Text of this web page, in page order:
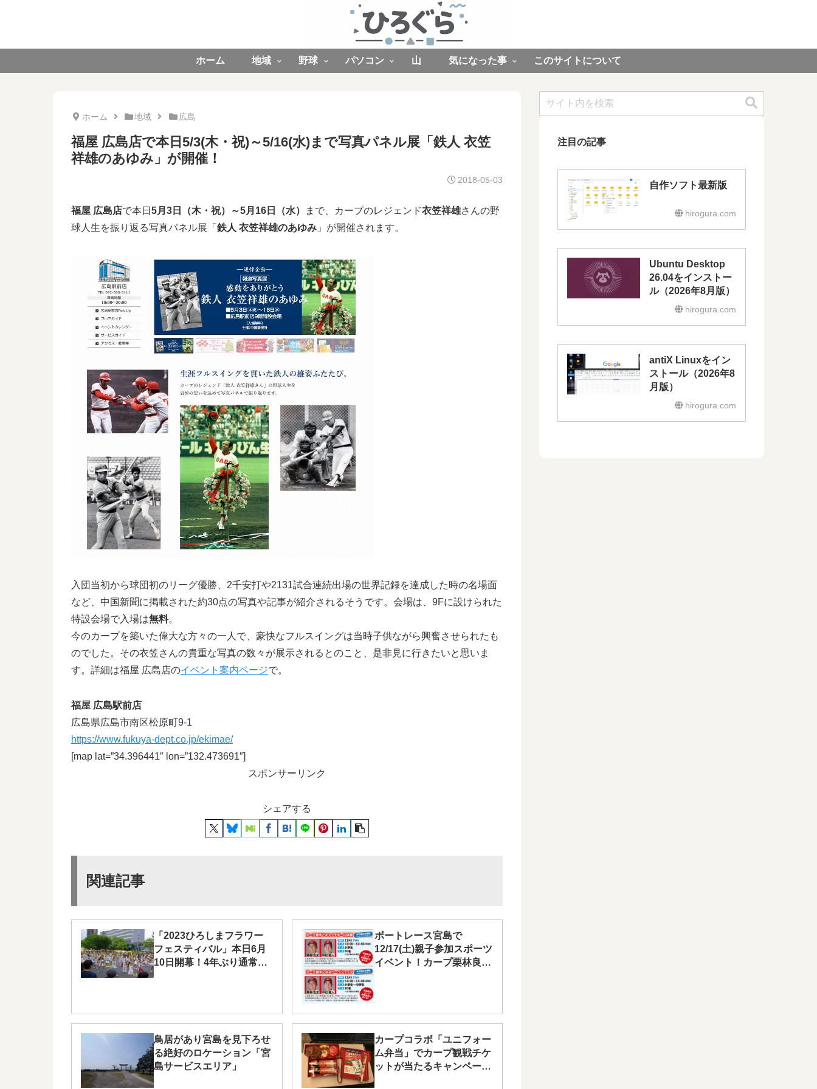
ホーム 地域 野球 パソコン 山 気になった事 このサイトについて
ホーム 地域 広島
福屋 広島店で本日5/3(木・祝)～5/16(水)まで写真パネル展「鉄人 衣笠
祥雄のあゆみ」が開催！
2018-05-03
福屋 広島店で本日 5月3日（木・祝）～5月16日（水） まで、カープのレジェンド衣笠祥雄さんの野
球人生を振り返る写真パネル展「 鉄人 衣笠祥雄のあゆみ 」が開催されます。
入団当初から球団初のリーグ優勝、2千安打や2131試合連続出場の世界記録を達成した時の名場面
など、中国新聞に掲載された約30点の写真や記事が紹介されるそうです。会場は、9Fに設けられた
特設会場で入場は無料。
今のカープを築いた偉大な方々の一人で、豪快なフルスイングは当時子供ながら興奮させられたも
のでした。その衣笠さんの貴重な写真の数々が展示されるとのこと、是非見に行きたいと思いま
す。詳細は福屋 広島店のイベント案内ページで。
福屋 広島駅前店
広島県広島市南区松原町9-1
https://www.fukuya-dept.co.jp/ekimae/
[map lat=”34.396441″ lon=”132.473691″]
スポンサーリンク
シェアする
関連記事
「2023ひろしまフラワー
フェスティバル」本日6月
10日開幕！4年ぶり通常開
ボートレース宮島で
12/17(土)親子参加スポーツ
イベント！カープ栗林良
鳥居があり宮島を見下ろせ
る絶好のロケーション「宮
島サービスエリア」
カープコラボ「ユニフォー
ム弁当」でカープ観戦チケ
ットが当たるキャンペーン
中！8/31(木)まで
注目の記事
自作ソフト最新版
hirogura.com
Ubuntu Desktop
26.04をインストー
ル（2026年8月版）
hirogura.com
antiX Linuxをイン
ストール（2026年8
月版）
hirogura.com